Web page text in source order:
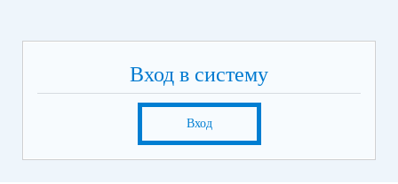
Вход в систему
Вход